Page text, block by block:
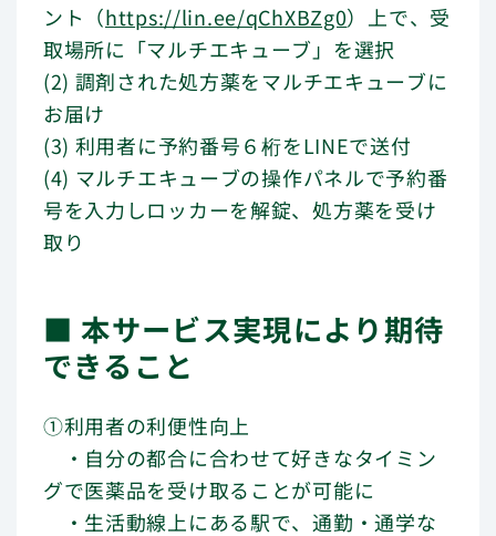
ント（https://lin.ee/qChXBZg0）上で、受
取場所に「マルチエキューブ」を選択
(2) 調剤された処方薬をマルチエキューブに
お届け
(3) 利用者に予約番号６桁をLINEで送付
(4) マルチエキューブの操作パネルで予約番
号を入力しロッカーを解錠、処方薬を受け
取り
■ 本サービス実現により期待
できること
①利用者の利便性向上
・自分の都合に合わせて好きなタイミン
グで医薬品を受け取ることが可能に
・生活動線上にある駅で、通勤・通学な